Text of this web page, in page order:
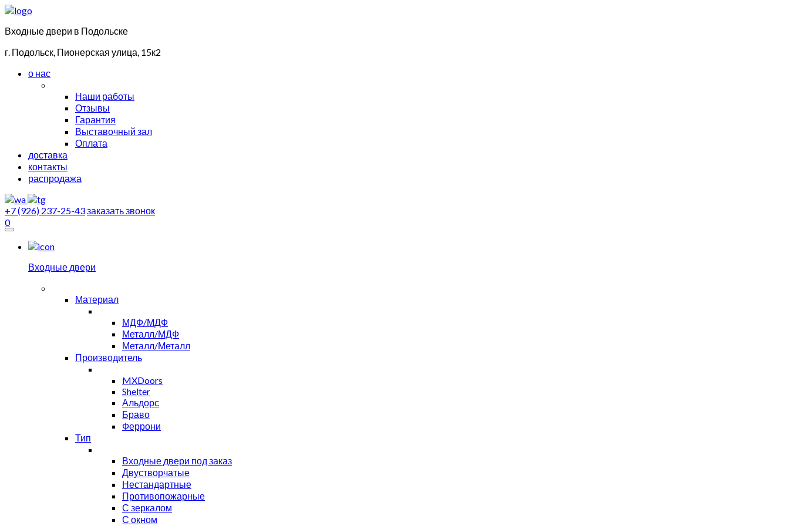
Входные двери в Подольске
г. Подольск, Пионерская улица, 15к2
о нас
Наши работы
Отзывы
Гарантия
Выставочный зал
Оплата
доставка
контакты
распродажа
+7 (926) 237-25-43заказать звонок
0
Входные двери
Материал
МДФ/МДФ
Металл/МДФ
Металл/Металл
Производитель
MXDoors
Shelter
Альдорс
Браво
Феррони
Тип
Входные двери под заказ
Двустворчатые
Нестандартные
Противопожарные
С зеркалом
С окном